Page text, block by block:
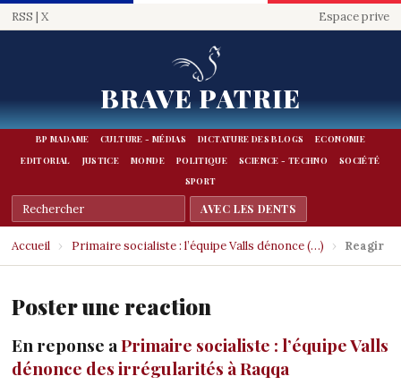
RSS | X Espace prive
BRAVE PATRIE
BP MADAME CULTURE - MÉDIAS DICTATURE DES BLOGS
ECONOMIE
EDITORIAL
JUSTICE MONDE POLITIQUE SCIENCE - TECHNO
SOCIÉTÉ
SPORT
Accueil › Primaire socialiste : l’équipe Valls dénonce (…) › Reagir
Poster une reaction
En reponse aPrimaire socialiste : l’équipe Valls
dénonce des irrégularités à Raqqa